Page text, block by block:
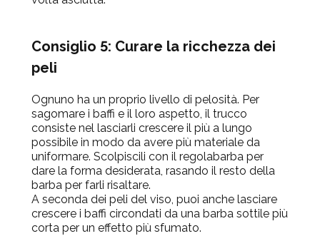
Consiglio 5: Curare la ricchezza dei
peli
Ognuno ha un proprio livello di pelosità. Per
sagomare i baffi e il loro aspetto, il trucco
consiste nel lasciarli crescere il più a lungo
possibile in modo da avere più materiale da
uniformare. Scolpiscili con il regolabarba per
dare la forma desiderata, rasando il resto della
barba per farli risaltare.
A seconda dei peli del viso, puoi anche lasciare
crescere i baffi circondati da una barba sottile più
corta per un effetto più sfumato.